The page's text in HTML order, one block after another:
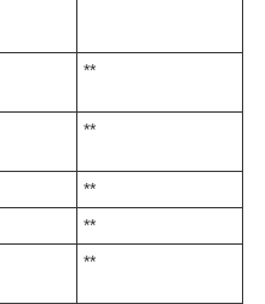
**
**
**
**
**